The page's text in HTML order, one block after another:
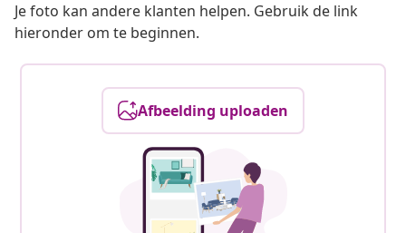
Je foto kan andere klanten helpen. Gebruik de link
hieronder om te beginnen.
Afbeelding uploaden